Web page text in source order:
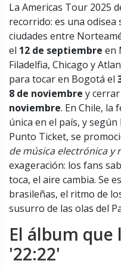
La Americas Tour 2025
recorrido: es una odisea
ciudades entre
el 12 de septiembre en
Filadelfia, Chicago y
para tocar en Bogotá el
8 de noviembre y
noviembre. En Chile, la
única en el país, y
Punto Ticket, se
de música electrónica y
exageración: los fans
toca, el aire cambia. Se
brasileñas, el ritmo de
susurro de las olas del
El álbum
'22:22'